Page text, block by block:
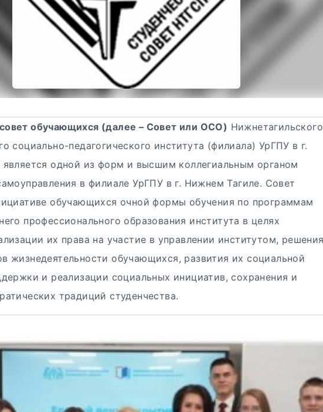
обучающихся (далее – Совет или ОСО) Нижнетагильского
социально-педагогического института (филиала) УрГПУ в г.
одной из форм и высшим коллегиальным органом
в филиале УрГПУ в г. Нижнем Тагиле. Совет
обучающихся очной формы обучения по программам
профессионального образования института в целях
их права на участие в управлении институтом, решения
жизнедеятельности обучающихся, развития их социальной
и реализации социальных инициатив, сохранения и
традиций студенчества.